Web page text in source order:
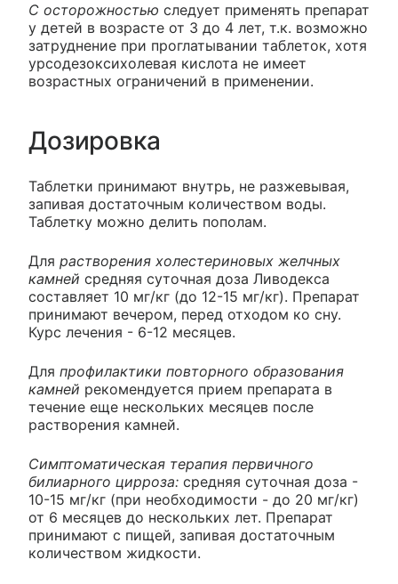
С осторожностью следует применять препарат
у детей в возрасте от 3 до 4 лет, т.к. возможно
затруднение при проглатывании таблеток, хотя
урсодезоксихолевая кислота не имеет
возрастных ограничений в применении.
Дозировка
Таблетки принимают внутрь, не разжевывая,
запивая достаточным количеством воды.
Таблетку можно делить пополам.
Для растворения холестериновых желчных
камней средняя суточная доза Ливодекса
составляет 10 мг/кг (до 12-15 мг/кг). Препарат
принимают вечером, перед отходом ко сну.
Курс лечения - 6-12 месяцев.
Для профилактики повторного образования
камней рекомендуется прием препарата в
течение еще нескольких месяцев после
растворения камней.
Симптоматическая терапия первичного
билиарного цирроза: средняя суточная доза -
10-15 мг/кг (при необходимости - до 20 мг/кг)
от 6 месяцев до нескольких лет. Препарат
принимают с пищей, запивая достаточным
количеством жидкости.